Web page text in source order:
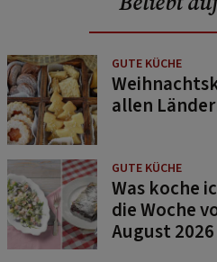
GUTE KÜCHE
allen
GUTE KÜCHE
Was koche
die Woche
August 2026